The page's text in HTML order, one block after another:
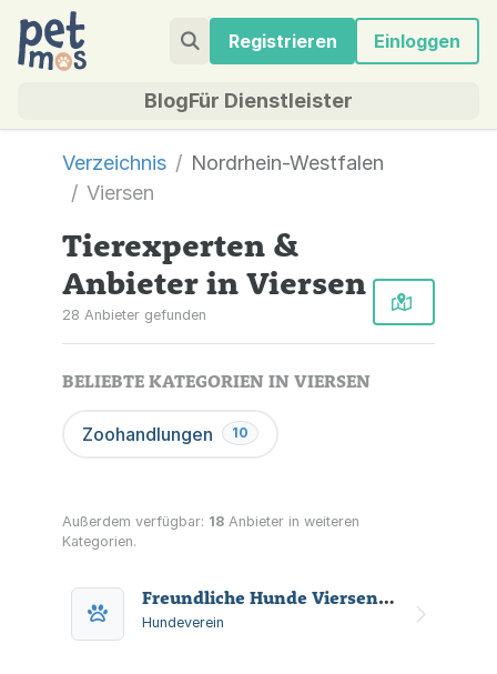
Registrieren Einloggen
BlogFür Dienstleister
Verzeichnis
Nordrhein-Westfalen
Viersen
Tierexperten &
Anbieter in Viersen
28 Anbieter gefunden
BELIEBTE KATEGORIEN IN VIERSEN
Zoohandlungen 10
Außerdem verfügbar: 18 Anbieter in weiteren
Kategorien.
Freundliche Hunde Viersen, Mitglied im DVG e.V.
Hundeverein